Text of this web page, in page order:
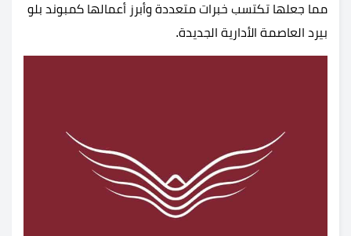
مما جعلها تكتسب خبرات متعددة وأبرز أعمالها كمبوند بلو
بيرد العاصمة الأدارية الجديدة.